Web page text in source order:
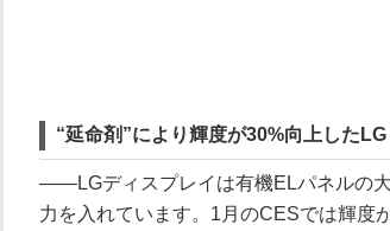
“延命剤”により輝度が30%向上したLG
――LGディスプレイは有機ELパネルの
力を入れています。1月のCESでは輝度